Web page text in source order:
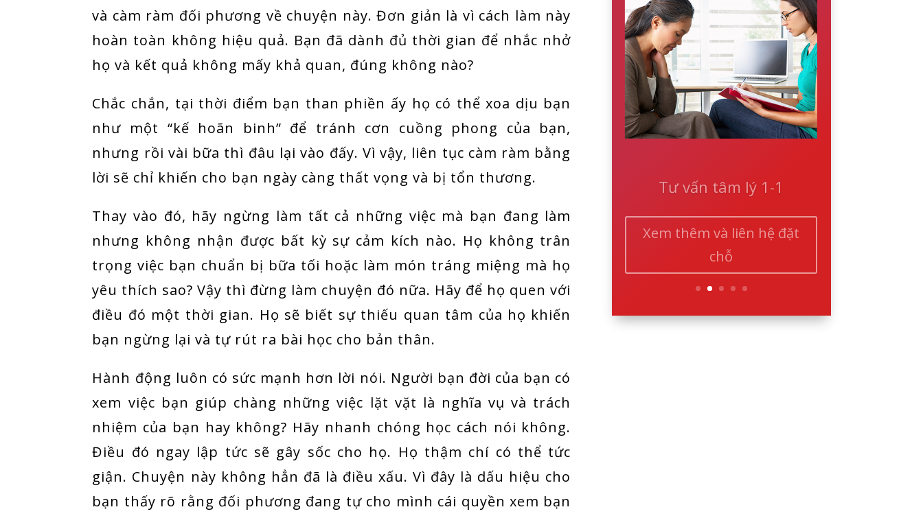
và càm ràm đối phương về chuyện này. Đơn giản là vì cách làm này
hoàn toàn không hiệu quả. Bạn đã dành đủ thời gian để nhắc nhở
họ và kết quả không mấy khả quan, đúng không nào?
Chắc chắn, tại thời điểm bạn than phiền ấy họ có thể xoa dịu bạn
như một “kế hoãn binh” để tránh cơn cuồng phong của bạn,
nhưng rồi vài bữa thì đâu lại vào đấy. Vì vậy, liên tục càm ràm bằng
lời sẽ chỉ khiến cho bạn ngày càng thất vọng và bị tổn thương.
Thay vào đó, hãy ngừng làm tất cả những việc mà bạn đang làm
nhưng không nhận được bất kỳ sự cảm kích nào. Họ không trân
trọng việc bạn chuẩn bị bữa tối hoặc làm món tráng miệng mà họ
yêu thích sao? Vậy thì đừng làm chuyện đó nữa. Hãy để họ quen với
điều đó một thời gian. Họ sẽ biết sự thiếu quan tâm của họ khiến
bạn ngừng lại và tự rút ra bài học cho bản thân.
Hành động luôn có sức mạnh hơn lời nói. Người bạn đời của bạn có
xem việc bạn giúp chàng những việc lặt vặt là nghĩa vụ và trách
nhiệm của bạn hay không? Hãy nhanh chóng học cách nói không.
Điều đó ngay lập tức sẽ gây sốc cho họ. Họ thậm chí có thể tức
giận. Chuyện này không hẳn đã là điều xấu. Vì đây là dấu hiệu cho
bạn thấy rõ rằng đối phương đang tự cho mình cái quyền xem bạn
Tư vấn tâm lý 1-1
Xem thêm và liên hệ đặt
chỗ